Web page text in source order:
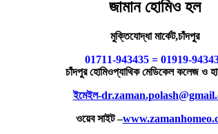
জামান হোমিও হল
মুক্তিযোদ্ধা মার্কেট,চাঁদপুর
01711-943435 = 01919-
চাঁদপুর হোমিওপ্যাথিক মেডিকেল কলেজ ও
ইমেইল-
ওয়েব সাইট–